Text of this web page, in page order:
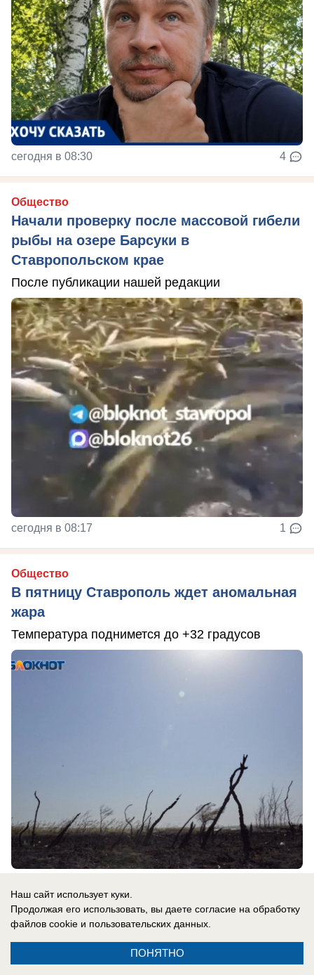
сегодня в 08:30 4
Общество
Начали проверку после массовой гибели
рыбы на озере Барсуки в
Ставропольском крае
После публикации нашей редакции
сегодня в 08:17 1
Общество
В пятницу Ставрополь ждет аномальная
жара
Температура поднимется до +32 градусов
Экономика
Осенью дешевле, но не для всех: как
изменились цены на рейсы из
Наш сайт использует куки.
Продолжая его использовать, вы даете согласие на обработку
файлов cookie и пользовательских данных.
ПОНЯТНО